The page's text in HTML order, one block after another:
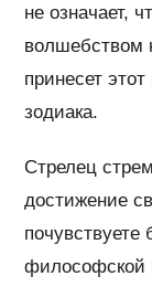
не означает,
волшебством
принесет
зодиака.
Стрелец
достижение
философской